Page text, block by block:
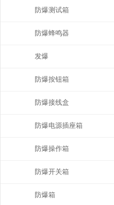
防爆测试箱
防爆蜂鸣器
发爆
防爆按钮箱
防爆接线盒
防爆电源插座箱
防爆操作箱
防爆开关箱
防爆箱